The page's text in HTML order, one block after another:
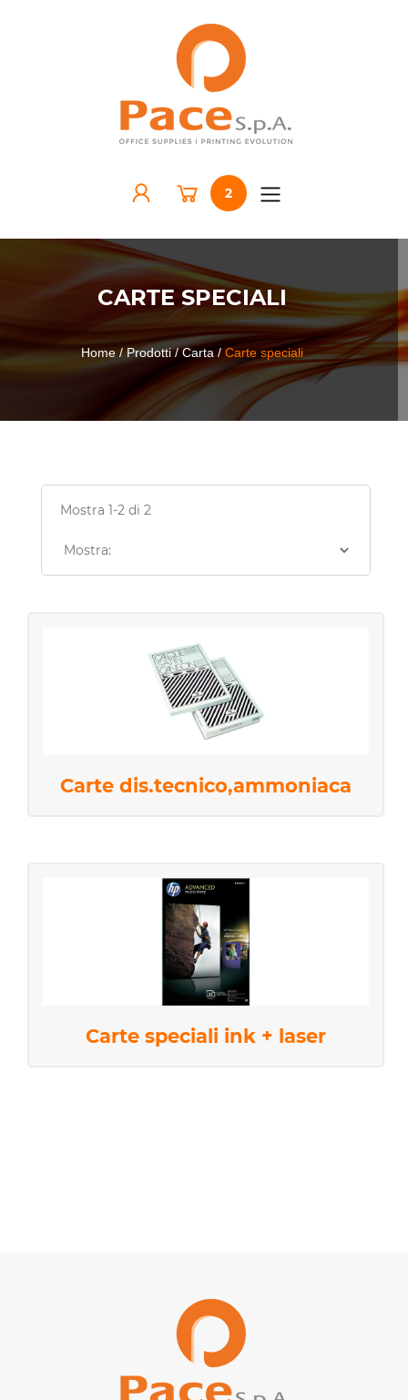
2
CARTE SPECIALI
Home / Prodotti / Carta / Carte speciali
Mostra 1-2 di 2
Carte dis.tecnico,ammoniaca
Carte speciali ink + laser